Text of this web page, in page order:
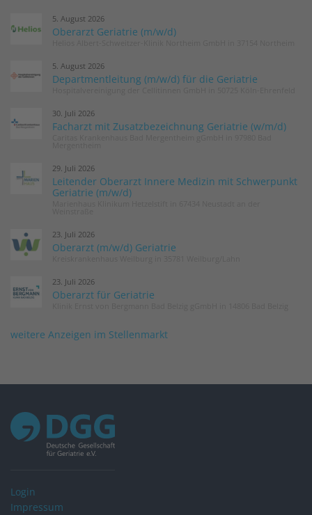
5. August 2026
Oberarzt Geriatrie (m/w/d)
5. August 2026
Departmentleitung (m/w/d) für die Geriatrie
30. Juli 2026
Facharzt mit Zusatzbezeichnung Geriatrie (w/m/d)
29. Juli 2026
Leitender Oberarzt Innere Medizin mit Schwerpunkt
Geriatrie (m/w/d)
23. Juli 2026
Oberarzt (m/w/d) Geriatrie
23. Juli 2026
Oberarzt für Geriatrie
weitere Anzeigen im Stellenmarkt
Login
Impressum